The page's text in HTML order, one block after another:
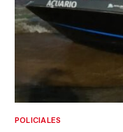
POLICIALES